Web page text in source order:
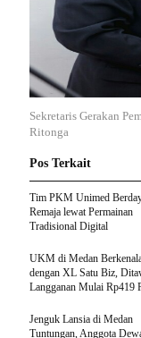
Sekretaris Gerakan
Ritonga
Pos Terkait
Tim PKM Unimed
Remaja lewat Permainan
Tradisional Digital
UKM di Medan
dengan XL Satu Biz,
Langganan Mulai Rp419
Jenguk Lansia di Medan
Tuntungan, Anggota